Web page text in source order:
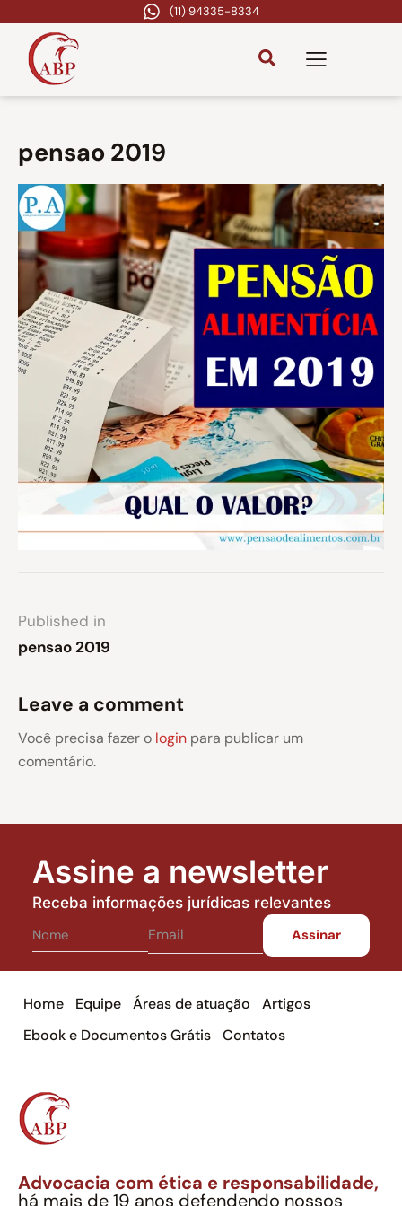
(11) 94335-8334
pensao 2019
Published in
pensao 2019
Leave a comment
Você precisa fazer o login para publicar um
comentário.
Assine a newsletter
Receba informações jurídicas relevantes
Home Equipe Áreas de atuação
Artigos
Ebook e Documentos Grátis
Contatos
Advocacia com ética e responsabilidade,
há mais de 19 anos defendendo nossos